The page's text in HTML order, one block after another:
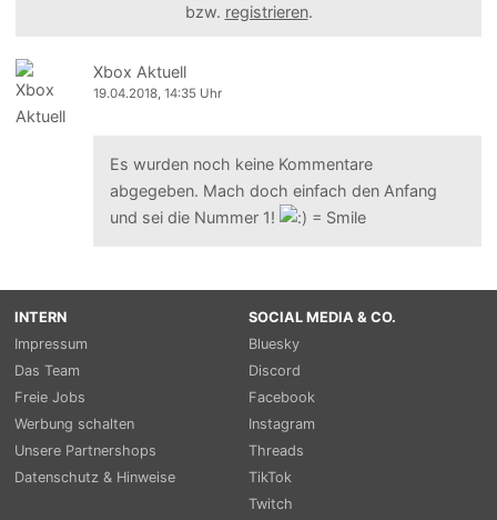
bzw. registrieren.
Xbox Aktuell
19.04.2018, 14:35 Uhr
Es wurden noch keine Kommentare
abgegeben. Mach doch einfach den Anfang
und sei die Nummer 1!
INTERN
Impressum
Das Team
Freie Jobs
Werbung schalten
Unsere Partnershops
Datenschutz & Hinweise
SOCIAL MEDIA & CO.
Bluesky
Discord
Facebook
Instagram
Threads
TikTok
Twitch